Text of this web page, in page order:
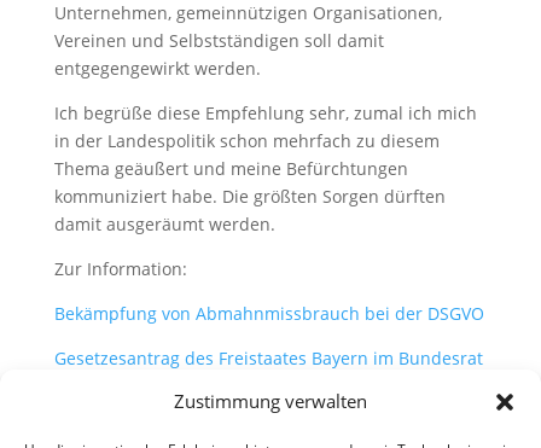
Zustimmung verwalten
Unternehmen, gemeinnützigen Organisationen,
Vereinen und Selbstständigen soll damit
entgegengewirkt werden.
Ich begrüße diese Empfehlung sehr, zumal ich mich
in der Landespolitik schon mehrfach zu diesem
Thema geäußert und meine Befürchtungen
kommuniziert habe. Die größten Sorgen dürften
damit ausgeräumt werden.
Zur Information:
Bekämpfung von Abmahnmissbrauch bei der DSGVO
Gesetzesantrag des Freistaates Bayern im Bundesrat
Beschlussempfehlung des Ausschusses für Recht